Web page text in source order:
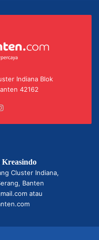
Indiana Blok
42162
Cluster Indiana,
Banten
atau